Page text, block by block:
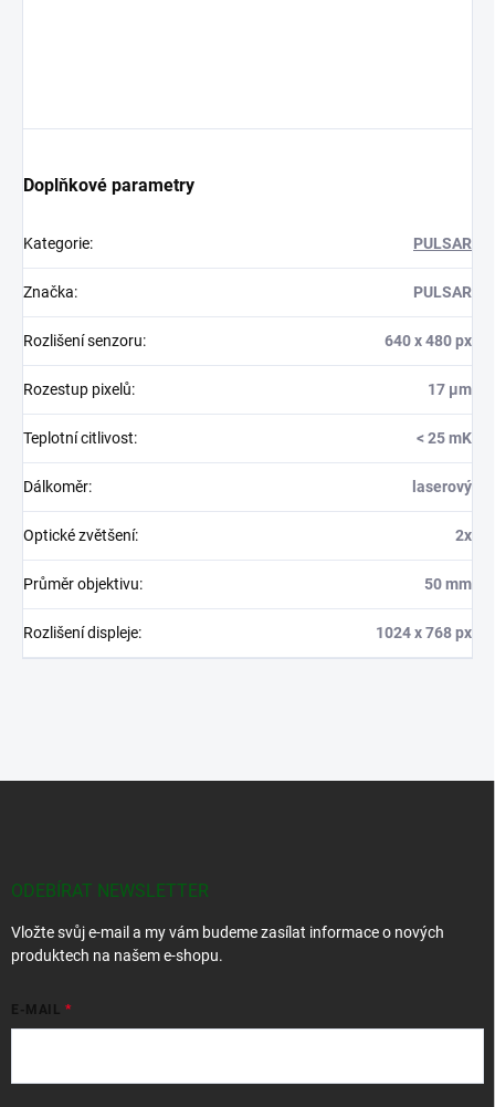
Doplňkové parametry
Kategorie: PULSAR
Značka: PULSAR
Rozlišení senzoru: 640 x 480 px
Rozestup pixelů: 17 µm
Teplotní citlivost: < 25 mK
Dálkoměr: laserový
Optické zvětšení: 2x
Průměr objektivu: 50 mm
Rozlišení displeje: 1024 x 768 px
ODEBÍRAT NEWSLETTER
Vložte svůj e-mail a my vám budeme zasílat informace o nových
produktech na našem e-shopu.
E-MAIL